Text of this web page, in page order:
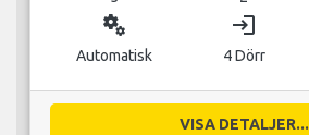
miscellaneous_services
Automatisk
login
4 Dörr
VISA DETALJER...